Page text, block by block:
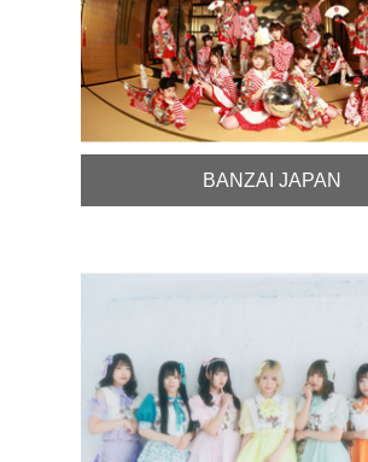
BANZAI JAPAN